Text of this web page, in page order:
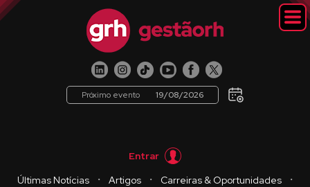
Próximo evento 19/08/2026
Entrar
Últimas Notícias
・ Artigos ・ Carreiras & Oportunidades
・